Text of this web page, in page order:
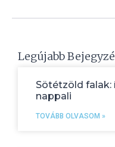
Legújabb
Sötétzöld
nappali
TOVÁBB OLVASOM »